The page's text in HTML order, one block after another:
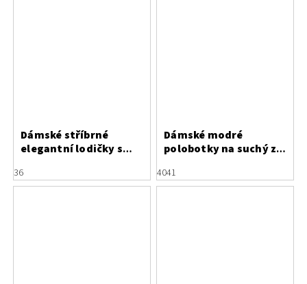
Dámské stříbrné
elegantní lodičky s
36
Dámské modré
polobotky na suchý zip
4041